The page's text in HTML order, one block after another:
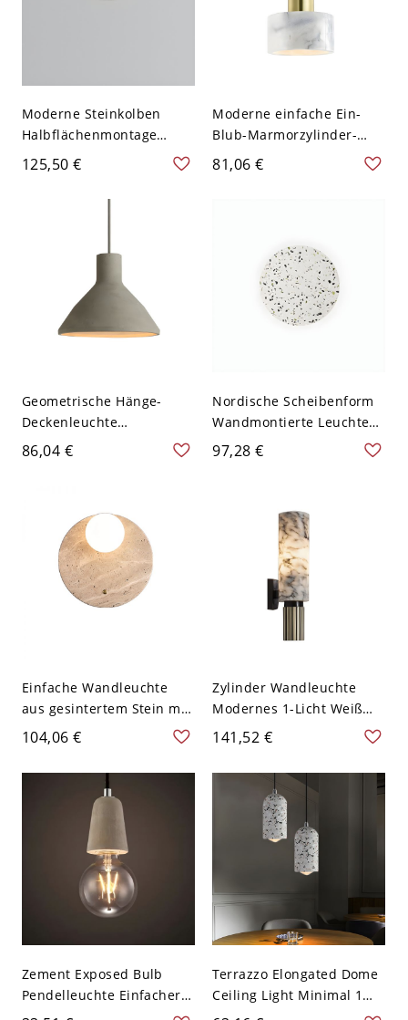
Moderne Steinkolben
Halbflächenmontage
Deckenleuchte mit
abwärts gerichtetem
Steinschirm - Weiß 110V-
125,50 €
Moderne einfache Ein-
Blub-Marmorzylinder-
Pendelleuchte für
Schlafzimmer und
81,06 €
Geometrische Hänge-
Deckenleuchte
minimalistisch Zement 1-
Licht Schlafzimmer
86,04 €
Nordische Scheibenform
Wandmontierte Leuchte
Terrazzo Treppenhaus
LED Einbau Wandlampe -
97,28 €
Einfache Wandleuchte
aus gesintertem Stein mit
weißer Glasabdeckung für
den Wohnbereich, 110V-
120V, rund
104,06 €
Zylinder Wandleuchte
Modernes 1-Licht Weiß
Wandmontierte Lampe
mit Steinschirm - 110V-
120V Weiß
141,52 €
Zement Exposed Bulb
Pendelleuchte Einfacher
Stil 1 Kopf Pendelleuchte
Terrazzo Elongated Dome
Ceiling Light Minimal 1
Bulb White/Red/Blue